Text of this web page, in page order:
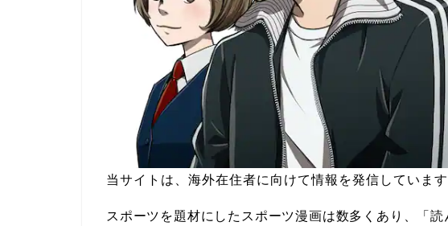
当サイトは、海外在住者に向けて情報を発信しています
スポーツを題材にしたスポーツ漫画は数多くあり、「